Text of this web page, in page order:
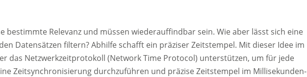
bestimmte Relevanz und müssen wiederauffindbar sein. Wie aber lässt sich eine
Datensätzen filtern? Abhilfe schafft ein präziser Zeitstempel. Mit dieser Idee im
das Netzwerkzeitprotokoll (Network Time Protocol) unterstützen, um für jede
Zeitsynchronisierung durchzuführen und präzise Zeitstempel im Millisekunden-